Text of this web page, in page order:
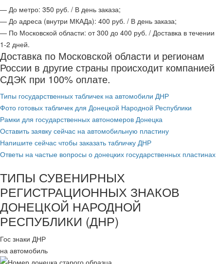
— До метро: 350 руб. / В день заказа;
— До адреса (внутри МКАДа): 400 руб. / В день заказа;
— По Московской области: от 300 до 400 руб. / Доставка в течении
1-2 дней.
Доставка по Московской области и регионам
России в другие страны происходит компанией
СДЭК при 100% оплате.
Типы государственных табличек на автомобили ДНР
Фото готовых табличек для Донецкой Народной Республики
Рамки для государственных автономеров Донецка
Оставить заявку сейчас на автомобильную пластину
Напишите сейчас чтобы заказать табличку ДНР
Ответы на частые вопросы о донецких государственных пластинах
ТИПЫ СУВЕНИРНЫХ
РЕГИСТРАЦИОННЫХ ЗНАКОВ
ДОНЕЦКОЙ НАРОДНОЙ
РЕСПУБЛИКИ (ДНР)
Гос знаки ДНР
на автомобиль